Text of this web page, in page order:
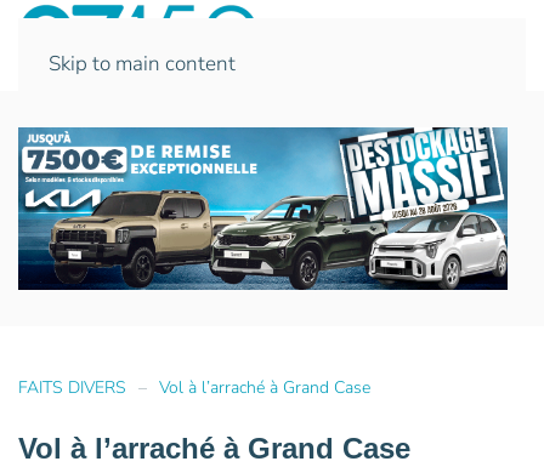
Skip to main content
FAITS DIVERS Vol à l’arraché à Grand Case
Vol à l’arraché à Grand Case